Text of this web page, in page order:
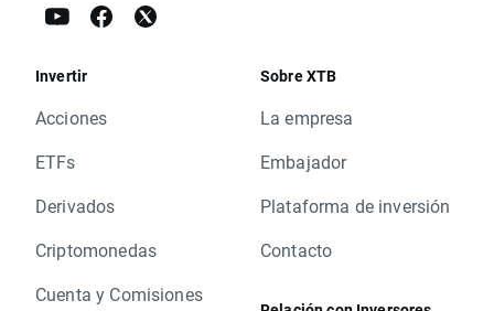
Invertir
Acciones
ETFs
Derivados
Criptomonedas
Cuenta y Comisiones
Sobre XTB
La empresa
Embajador
Plataforma de inversión
Contacto